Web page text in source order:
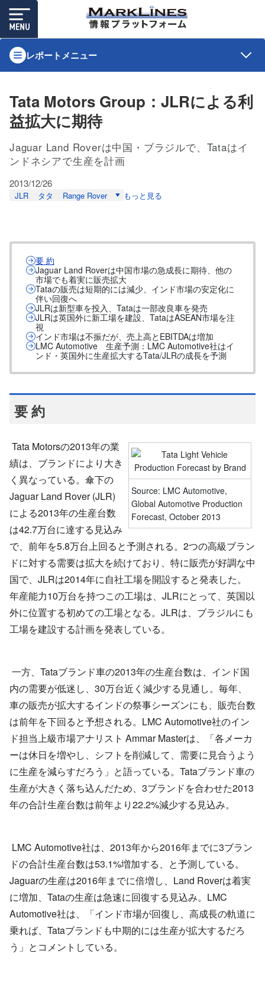
レポートメニュー
Tata Motors Group：JLRによる利
益拡大に期待
Jaguar Land Roverは中国・ブラジルで、Tataはイ
ンドネシアで生産を計画
2013/12/26
JLR タタ Range Rover もっと見る
要 約
Jaguar Land Roverは中国市場の急成長に期待、他の
市場でも着実に販売拡大
Tataの販売は短期的には減少、インド市場の安定化に
伴い回復へ
JLRは新型車を投入、Tataは一部改良車を発売
JLRは英国外に新工場を建設、TataはASEAN市場を注
視
インド市場は不振だが、売上高とEBITDAは増加
LMC Automotive 生産予測：LMC Automotive社はイ
ンド・英国外に生産拡大するTata/JLRの成長を予測
要 約
Source: LMC Automotive,
Global Automotive Production
Forecast, October 2013
Tata Motorsの2013年の業
績は、ブランドにより大き
く異なっている。傘下の
Jaguar Land Rover (JLR)
による2013年の生産台数
は42.7万台に達する見込み
で、前年を5.8万台上回ると予測される。2つの高級ブラン
ドに対する需要は拡大を続けており、特に販売が好調な中
国で、JLRは2014年に自社工場を開設すると発表した。
年産能力10万台を持つこの工場は、JLRにとって、英国以
外に位置する初めての工場となる。JLRは、ブラジルにも
工場を建設する計画を発表している。
一方、Tataブランド車の2013年の生産台数は、インド国
内の需要が低迷し、30万台近く減少する見通し。毎年、
車の販売が拡大するインドの祭事シーズンにも、販売台数
は前年を下回ると予想される。LMC Automotive社のイン
ド担当上級市場アナリスト Ammar Masterは、「各メーカ
ーは休日を増やし、シフトを削減して、需要に見合うよう
に生産を減らすだろう」と語っている。Tataブランド車の
生産が大きく落ち込んだため、3ブランドを合わせた2013
年の合計生産台数は前年より22.2%減少する見込み。
LMC Automotive社は、2013年から2016年までに3ブラン
ドの合計生産台数は53.1%増加する、と予測している。
Jaguarの生産は2016年までに倍増し、Land Roverは着実
に増加、Tataの生産は急速に回復する見込み。LMC
Automotive社は、「インド市場が回復し、高成長の軌道に
乗れば、Tataブランドも中期的には生産が拡大するだろ
う」とコメントしている。